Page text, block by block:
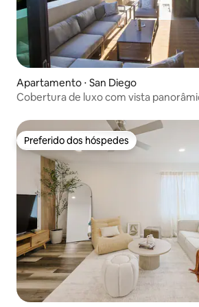
Apartamento ⋅ San Diego
Cobertura de luxo com vista
Preferido dos hóspedes
Preferido dos hóspedes